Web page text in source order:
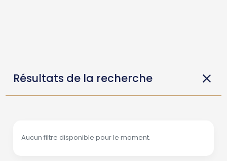
Résultats de la recherche
Aucun filtre disponible pour le moment.